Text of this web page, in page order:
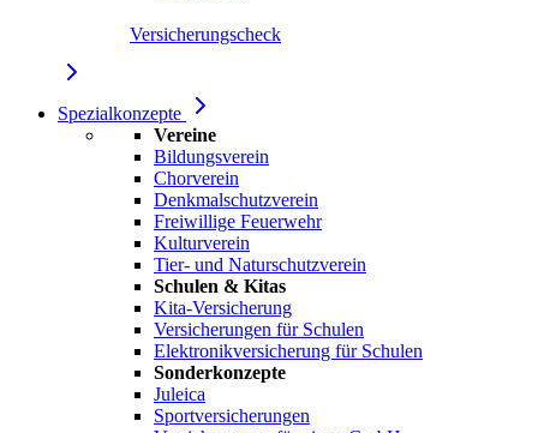
Versicherungscheck
Spezialkonzepte
Vereine
Bildungsverein
Chorverein
Denkmalschutzverein
Freiwillige Feuerwehr
Kulturverein
Tier- und Naturschutzverein
Schulen & Kitas
Kita-Versicherung
Versicherungen für Schulen
Elektronikversicherung für Schulen
Sonderkonzepte
Juleica
Sportversicherungen